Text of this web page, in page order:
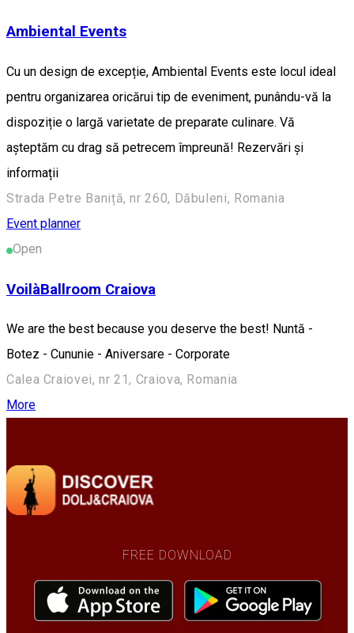
Ambiental Events
Cu un design de excepție, Ambiental Events este locul ideal
pentru organizarea oricărui tip de eveniment, punându-vă la
dispoziție o largă varietate de preparate culinare. Vă
așteptăm cu drag să petrecem împreună! Rezervări și
informații
Strada Petre Baniță, nr 260, Dăbuleni, Romania
Event planner
Open
VoilàBallroom Craiova
We are the best because you deserve the best! Nuntă -
Botez - Cununie - Aniversare - Corporate
Calea Craiovei, nr 21, Craiova, Romania
More
FREE DOWNLOAD